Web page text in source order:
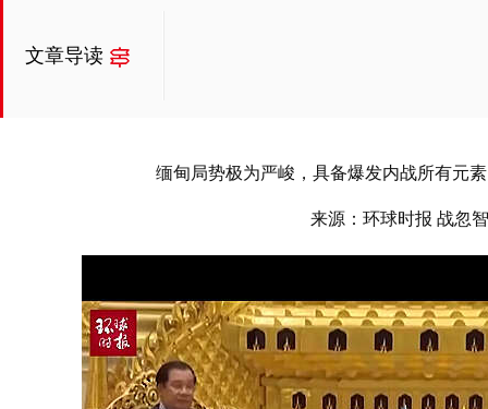
文章导读
缅甸局势极为严峻，具备爆发内战所有元
来源：环球时报 战忽